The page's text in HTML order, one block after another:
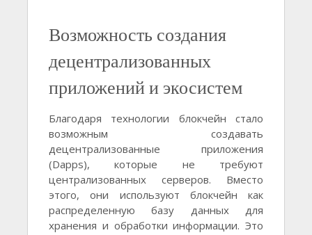
Возможность создания
децентрализованных
приложений и экосистем
Благодаря технологии блокчейн стало
возможным создавать
децентрализованные приложения
(Dapps), которые не требуют
централизованных серверов. Вместо
этого, они используют блокчейн как
распределенную базу данных для
хранения и обработки информации. Это